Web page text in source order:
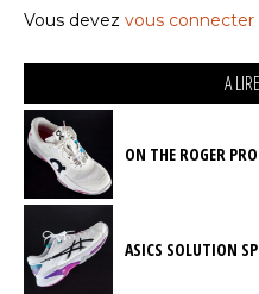
Vous devez vous connecter
A
ON THE ROGER
ASICS SOLUTION